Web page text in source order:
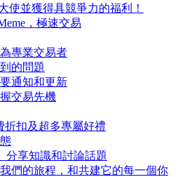
使並獲得具競爭力的福利！
，極速交易
專業交易者
的問題
通知和更新
交易先機
折扣及超多專屬好禮
分享知識和討論話題
們的旅程，和共建它的每一個你